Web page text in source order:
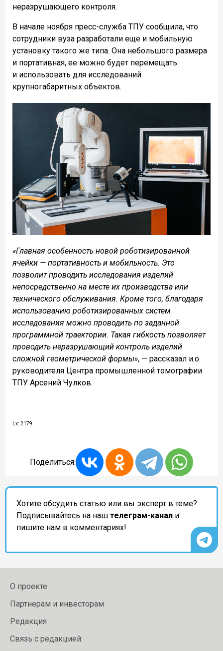
неразрушающего контроля.
В начале ноября пресс-служба ТПУ сообщила, что
сотрудники вуза разработали еще и мобильную
установку такого же типа. Она небольшого размера
и портативная, ее можно будет перемещать
и использовать для исследований
крупногабаритных объектов.
«Главная особенность новой роботизированной
ячейки — портативность и мобильность. Это
позволит проводить исследования изделий
непосредственно на месте их производства или
технического обслуживания. Кроме того, благодаря
использованию роботизированных систем
исследования можно проводить по заданной
программной траектории. Такая гибкость позволяет
проводить неразрушающий контроль изделий
сложной геометрической формы», — рассказал и.о.
руководителя Центра промышленной томографии
ТПУ Арсений Чулков.
Lx: 2179
Поделиться:
Хотите обсудить статью или вы эксперт в теме?
Подписывайтесь на наш телеграм-канал и
пишите нам в комментариях!
О проекте
Партнерам и инвесторам
Редакция
Связь с редакцией: